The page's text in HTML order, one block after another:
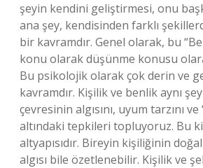
şeyin kendini geliştirmesi, onu
ana şey, kendisinden farklı
bir kavramdır. Genel olarak, bu
konu olarak düşünme konusu
Bu psikolojik olarak çok derin ve
kavramdır. Kişilik ve benlik aynı
çevresinin algısını, uyum tarzını ve
altındaki tepkileri topluyoruz. Bu
altyapısıdır. Bireyin kişiliğinin
algısı bile özetlenebilir. Kişilik ve